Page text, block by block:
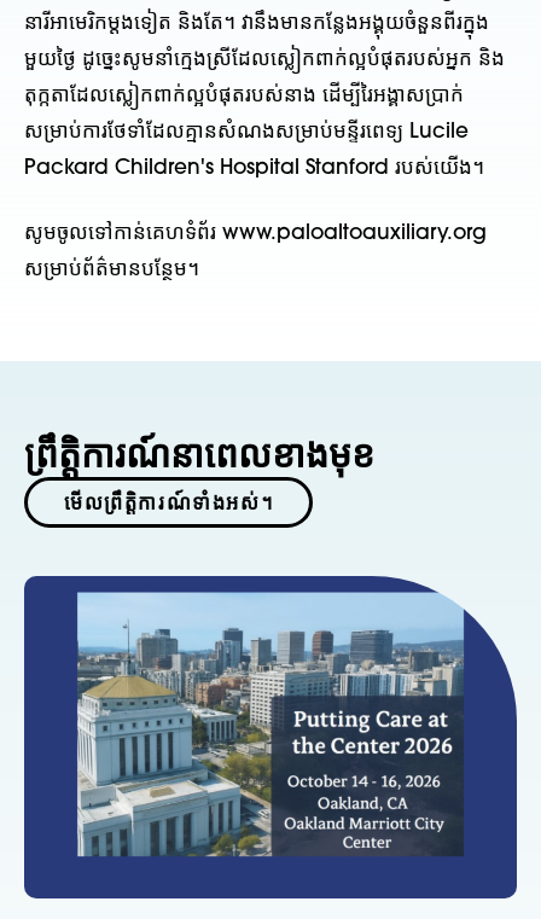
នារីអាមេរិកម្តងទៀត និងតែ។ វានឹងមានកន្លែងអង្គុយចំនួនពីរក្នុង
មួយថ្ងៃ ដូច្នេះសូមនាំក្មេងស្រីដែលស្លៀកពាក់ល្អបំផុតរបស់អ្នក និង
តុក្កតាដែលស្លៀកពាក់ល្អបំផុតរបស់នាង ដើម្បីរៃអង្គាសប្រាក់
សម្រាប់ការថែទាំដែលគ្មានសំណងសម្រាប់មន្ទីរពេទ្យ Lucile
Packard Children's Hospital Stanford របស់យើង។
សូមចូលទៅកាន់គេហទំព័រ www.paloaltoauxiliary.org
សម្រាប់ព័ត៌មានបន្ថែម។
ព្រឹត្តិការណ៍នាពេលខាងមុខ
មើលព្រឹត្តិការណ៍ទាំងអស់។